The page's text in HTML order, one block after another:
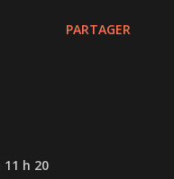
PARTAGER
h 20